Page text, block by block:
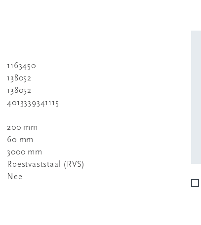
1163450
138052
138052
4013339341115
200 mm
60 mm
3000 mm
Roestvaststaal (RVS)
Nee